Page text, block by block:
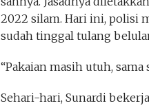
2022 silam. Hari ini, polisi
sudah tinggal tulang
“Pakaian masih utuh,
Sehari-hari, Sunardi